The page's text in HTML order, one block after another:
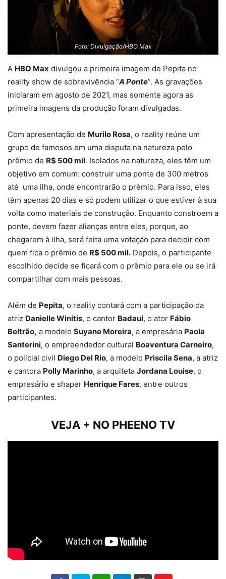
Foto: Divulgação/HBO Max
A HBO Max divulgou a primeira imagem de Pepita no
reality show de sobrevivência “A Ponte”. As gravações
iniciaram em agosto de 2021, mas somente agora as
primeira imagens da produção foram divulgadas.
Com apresentação de Murilo Rosa, o reality reúne um
grupo de famosos em uma disputa na natureza pelo
prêmio de R$ 500 mil. Isolados na natureza, eles têm um
objetivo em comum: construir uma ponte de 300 metros
até uma ilha, onde encontrarão o prêmio. Para isso, eles
têm apenas 20 dias e só podem utilizar o que estiver à sua
volta como materiais de construção. Enquanto constroem a
ponte, devem fazer alianças entre eles, porque, ao
chegarem à ilha, será feita uma votação para decidir com
quem fica o prêmio de R$ 500 mil. Depois, o participante
escolhido decide se ficará com o prêmio para ele ou se irá
compartilhar com mais pessoas.
Além de Pepita, o reality contará com a participação da
atriz Danielle Winitis, o cantor Badauí, o ator Fábio
Beltrão, a modelo Suyane Moreira, a empresária Paola
Santerini, o empreendedor cultural Boaventura Carneiro,
o policial civil Diego Del Rio, a modelo Priscila Sena, a atriz
e cantora Polly Marinho, a arquiteta Jordana Louise, o
empresário e shaper Henrique Fares, entre outros
participantes.
VEJA + NO PHEENO TV